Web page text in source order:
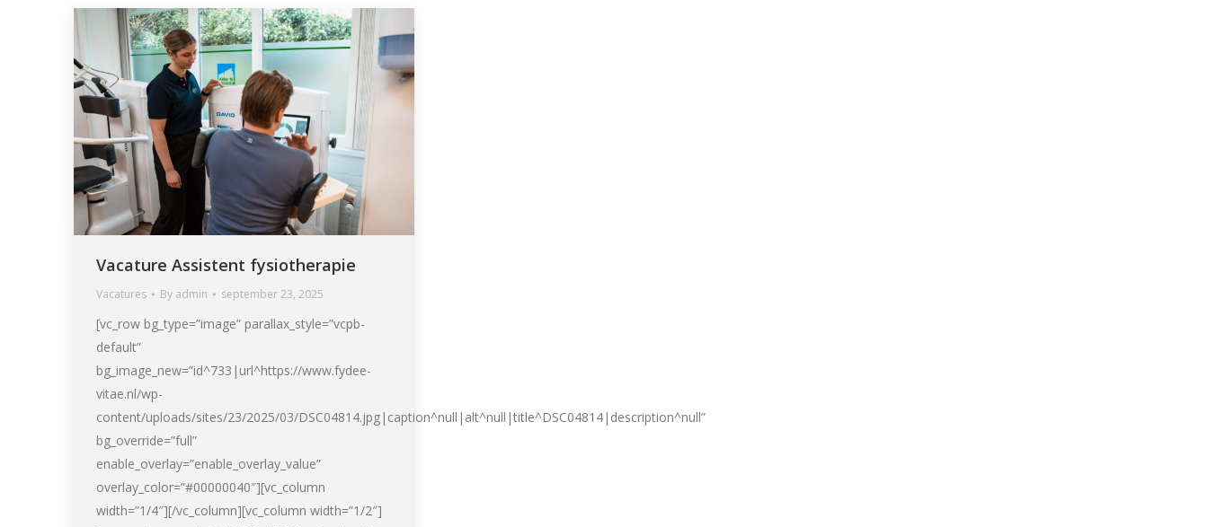
Vacature Assistent fysiotherapie
Vacatures By admin september 23, 2025
[vc_row bg_type=”image” parallax_style=”vcpb-
default”
bg_image_new=”id^733|url^https://www.fydee-
vitae.nl/wp-
content/uploads/sites/23/2025/03/DSC04814.jpg|caption^null|alt^null|title^DSC04814|description^null”
bg_override=”full”
enable_overlay=”enable_overlay_value”
overlay_color=”#00000040″][vc_column
width=”1/4″][/vc_column][vc_column width=”1/2″]